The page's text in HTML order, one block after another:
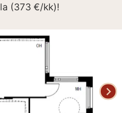
(373 €/kk)!